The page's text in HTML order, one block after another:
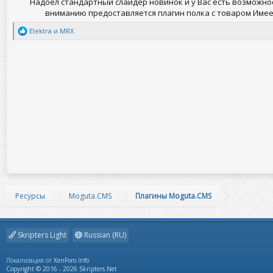
вниманию предоставляется плагин полка с товаром
Р
е
Elektra и MRX
Ресурсы Moguta.CMS Плагины Moguta.CMS
Skripters Light Russian (RU)
Локализация от XenForo.Info
Copyright © 2016 - 2026 Skripters.Net